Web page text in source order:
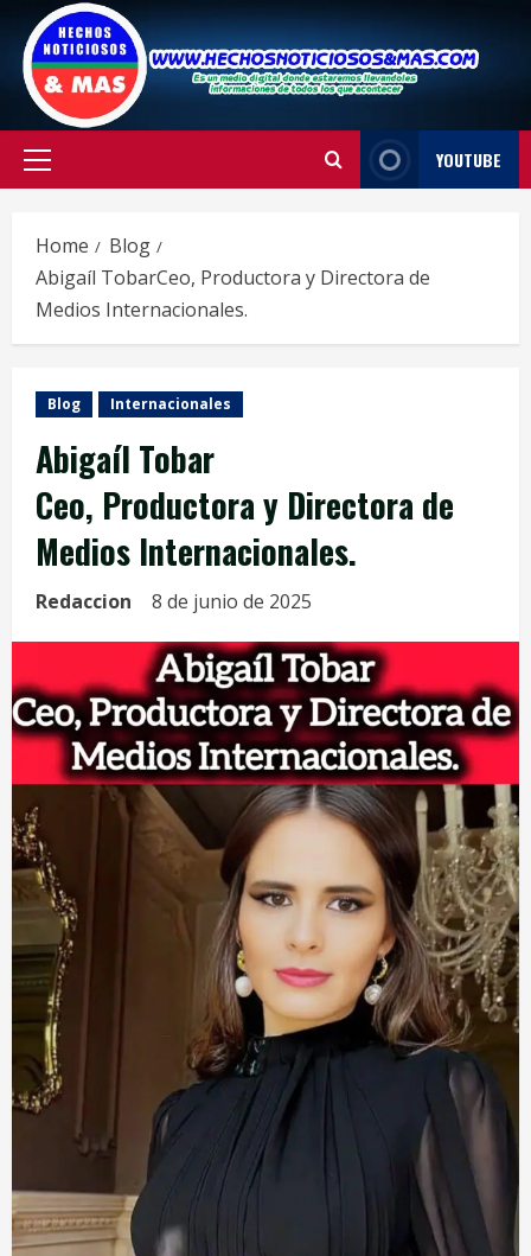
content
Primary
YOUTUBE
Home
Blog
Abigaíl TobarCeo, Productora y Directora de
Medios Internacionales.
Blog Internacionales
Abigaíl Tobar
Ceo, Productora y Directora de
Medios Internacionales.
Redaccion 8 de junio de 2025